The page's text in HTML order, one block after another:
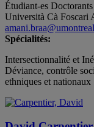
Étudiant-es Doctorants
Università Cà Foscari
Spécialités:
Intersectionnalité et
Déviance, contrôle
ethniques et